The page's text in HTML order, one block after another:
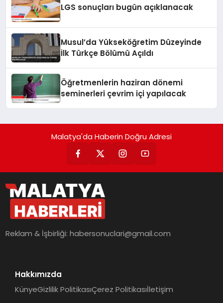
LGS sonuçları bugün açıklanacak
Musul’da Yükseköğretim Düzeyinde
İlk Türkçe Bölümü Açıldı
Öğretmenlerin haziran dönemi
seminerleri çevrim içi yapılacak
Malatya'da Haberin Doğru Adresi
Reklam & İşbirliği:habersonuclari@gmail.com
Hakkımızda
KünyeGizlilik PolitikasıÇerez Politikasıİletişim